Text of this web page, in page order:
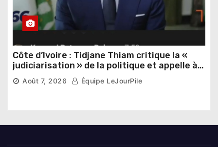
Côte d’Ivoire : Tidjane Thiam critique la «
judiciarisation » de la politique et appelle à
poursuivre l’apaisement
Août 7, 2026 Équipe LeJourPile